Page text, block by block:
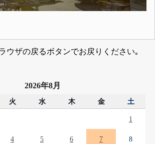
ウザの戻るボタンでお戻りください｡
2026年8月
火 水 木 金 土
1
4 5 6 7 8